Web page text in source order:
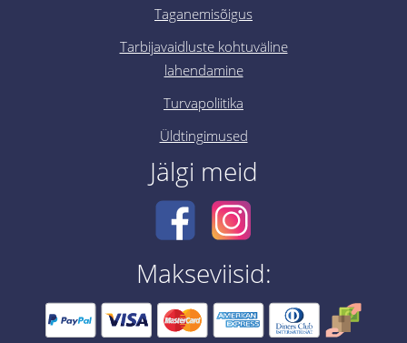
Taganemisõigus
Tarbijavaidluste kohtuväline
lahendamine
Turvapoliitika
Üldtingimused
Jälgi meid
Makseviisid: